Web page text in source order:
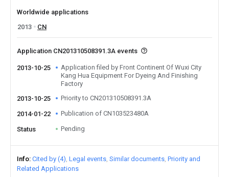
Worldwide applications
2013
CN
Application CN201310508391.3A events
2013-10-25
Application filed by Front Continent Of Wuxi City
Kang Hua Equipment For Dyeing And Finishing
Factory
2013-10-25
Priority to CN201310508391.3A
2014-01-22 Publication of CN103523480A
Status Pending
Info Cited by (4) Legal events Similar documents Priority and
Related Applications